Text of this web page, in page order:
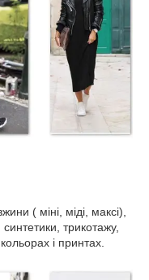
( міні, міді, максі),
трикотажу,
і принтах.